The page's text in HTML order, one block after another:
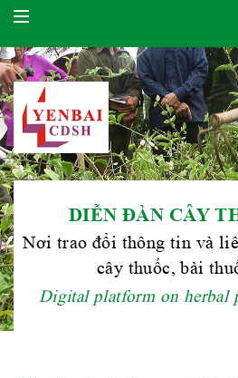
DIỄN ĐÀN CÂY
Nơi trao đổi thông tin và
cây thuốc, bài
Digital platform on herbal